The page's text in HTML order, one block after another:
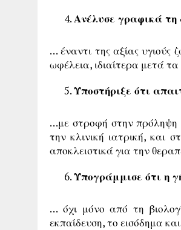
Ανέλυσε γραφικά τη
… έναντι της αξίας υγιούς
ωφέλεια, ιδιαίτερα μετά τα
Υποστήριξε ότι
…με στροφή στην πρόληψη
την κλινική ιατρική, και
αποκλειστικά για την
Υπογράμμισε ότι η
… όχι μόνο από τη
εκπαίδευση, το εισόδημα